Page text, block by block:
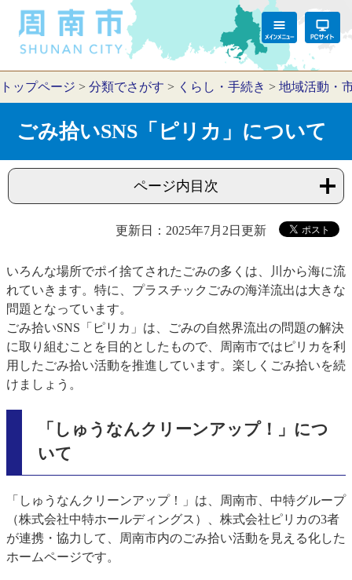
トップページ > 分類でさがす > くらし・手続き > 地域活動・
ごみ拾いSNS「ピリカ」について
ページ内目次
更新日：2025年7月2日更新
いろんな場所でポイ捨てされたごみの多くは、川から海に流
れていきます。特に、プラスチックごみの海洋流出は大きな
問題となっています。
ごみ拾いSNS「ピリカ」は、ごみの自然界流出の問題の解決
に取り組むことを目的としたもので、周南市ではピリカを利
用したごみ拾い活動を推進しています。楽しくごみ拾いを続
けましょう。
「しゅうなんクリーンアップ！」につ
いて
「しゅうなんクリーンアップ！」は、周南市、中特グループ
（株式会社中特ホールディングス）、株式会社ピリカの3者
が連携・協力して、周南市内のごみ拾い活動を見える化した
ホームページです。